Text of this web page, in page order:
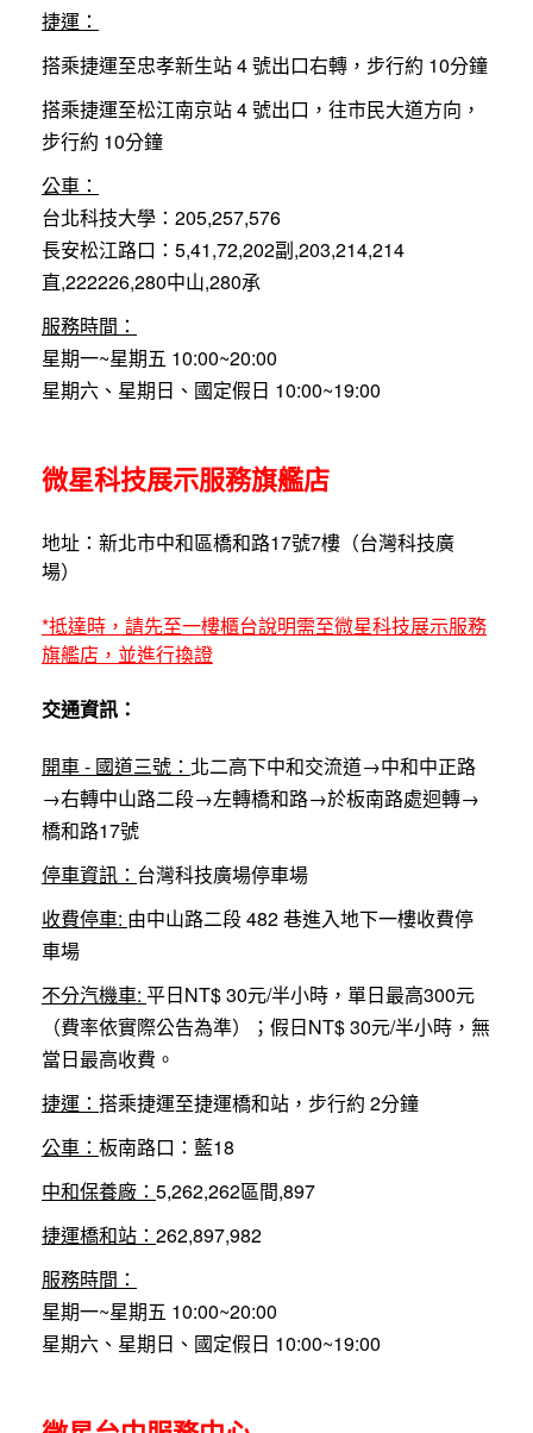
捷運：
搭乘捷運至忠孝新生站 4 號出口右轉，步行約 10分鐘
搭乘捷運至松江南京站 4 號出口，往市民大道方向，
步行約 10分鐘
公車：
台北科技大學：205,257,576
長安松江路口：5,41,72,202副,203,214,214
直,222226,280中山,280承
服務時間：
星期一~星期五 10:00~20:00
星期六、星期日、國定假日 10:00~19:00
微星科技展示服務旗艦店
地址：新北市中和區橋和路17號7樓（台灣科技廣
場）
*抵達時，請先至一樓櫃台說明需至微星科技展示服務
旗艦店，並進行換證
交通資訊：
開車 - 國道三號： 北二高下中和交流道→中和中正路
→右轉中山路二段→左轉橋和路→於板南路處迴轉→
橋和路17號
停車資訊： 台灣科技廣場停車場
收費停車: 由中山路二段 482 巷進入地下一樓收費停
車場
不分汽機車: 平日NT$ 30元/半小時，單日最高300元
（費率依實際公告為準）；假日NT$ 30元/半小時，無
當日最高收費。
捷運： 搭乘捷運至捷運橋和站，步行約 2分鐘
公車： 板南路口：藍18
中和保養廠： 5,262,262區間,897
捷運橋和站： 262,897,982
服務時間：
星期一~星期五 10:00~20:00
星期六、星期日、國定假日 10:00~19:00